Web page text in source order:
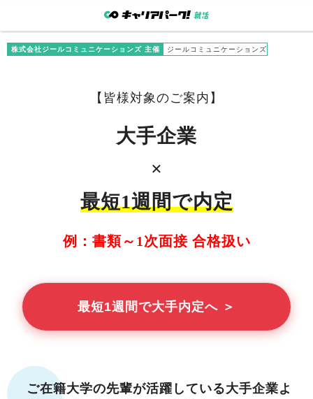
株式会社ジールコミュニケーションズ 主催 ジールコミュニケーションズ
【 皆様対象のご案内】
大手企業
×
最短1週間で内定
例：書類～1次面接 合格扱い
最短1週間で大手内定へ ＞
ご在籍大学の先輩が活躍している大手企業よ